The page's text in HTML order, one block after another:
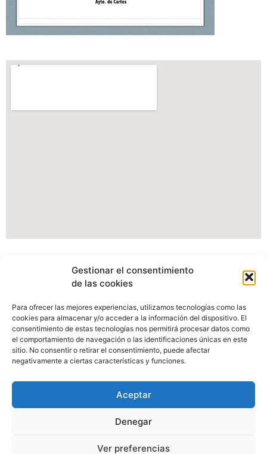
Gestionar el consentimiento
de las cookies
Para ofrecer las mejores experiencias, utilizamos tecnologías como las
cookies para almacenar y/o acceder a la información del dispositivo. El
consentimiento de estas tecnologías nos permitirá procesar datos como
el comportamiento de navegación o las identificaciones únicas en este
sitio. No consentir o retirar el consentimiento, puede afectar
negativamente a ciertas características y funciones.
Aceptar
Denegar
Ver preferencias
pudiendo verse afectados algunos apartados, imagenes o
enlaces.
Disculpen las molestias.